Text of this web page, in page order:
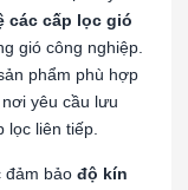
các cấp lọc gió
gió công nghiệp.
phẩm phù hợp
, nơi yêu cầu lưu
liên tiếp.
đảm bảo độ kín